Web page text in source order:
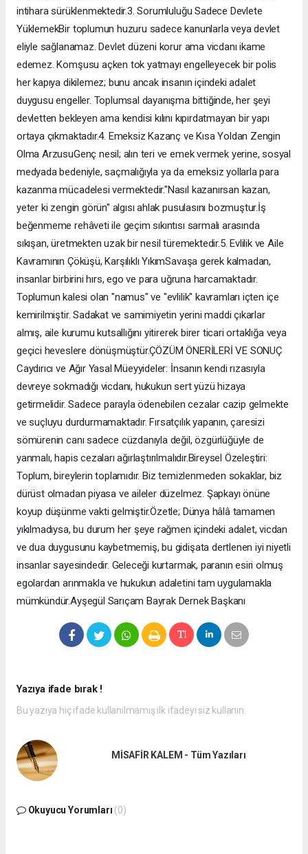
intihara sürüklenmektedir. ​3. Sorumluluğu Sadece Devlete
Yüklemek ​Bir toplumun huzuru sadece kanunlarla veya devlet
eliyle sağlanamaz. Devlet düzeni korur ama vicdanı ikame
edemez. Komşusu açken tok yatmayı engelleyecek bir polis
her kapıya dikilemez; bunu ancak insanın içindeki adalet
duygusu engeller. Toplumsal dayanışma bittiğinde, her şeyi
devletten bekleyen ama kendisi kılını kıpırdatmayan bir yapı
ortaya çıkmaktadır. ​4. Emeksiz Kazanç ve Kısa Yoldan Zengin
Olma Arzusu ​Genç nesil; alın teri ve emek vermek yerine, sosyal
medyada bedeniyle, saçmalığıyla ya da emeksiz yollarla para
kazanma mücadelesi vermektedir. ​"Nasıl kazanırsan kazan,
yeter ki zengin görün" algısı ahlak pusulasını bozmuştur. ​İş
beğenmeme rehâveti ile geçim sıkıntısı sarmalı arasında
sıkışan, üretmekten uzak bir nesil türemektedir. ​5. Evlilik ve Aile
Kavramının Çöküşü, Karşılıklı Yıkım ​Savaşa gerek kalmadan,
insanlar birbirini hırs, ego ve para uğruna harcamaktadır.
Toplumun kalesi olan "namus" ve "evlilik" kavramları içten içe
kemirilmiştir. Sadakat ve samimiyetin yerini maddi çıkarlar
almış, aile kurumu kutsallığını yitirerek birer ticari ortaklığa veya
geçici heveslere dönüşmüştür. ​ÇÖZÜM ÖNERİLERİ VE SONUÇ ​
Caydırıcı ve Ağır Yasal Müeyyideler: İnsanın kendi rızasıyla
devreye sokmadığı vicdanı, hukukun sert yüzü hizaya
getirmelidir. Sadece parayla ödenebilen cezalar cazip gelmekte
ve suçluyu durdurmamaktadır. Fırsatçılık yapanın, çaresizi
sömürenin canı sadece cüzdanıyla değil, özgürlüğüyle de
yanmalı, hapis cezaları ağırlaştırılmalıdır. ​Bireysel Özeleştiri:
Toplum, bireylerin toplamıdır. Biz temizlenmeden sokaklar, biz
dürüst olmadan piyasa ve aileler düzelmez. Şapkayı önüne
koyup düşünme vakti gelmiştir. ​Özetle; Dünya hâlâ tamamen
yıkılmadıysa, bu durum her şeye rağmen içindeki adalet, vicdan
ve dua duygusunu kaybetmemiş, bu gidişata dertlenen iyi niyetli
insanlar sayesindedir. Geleceği kurtarmak, paranın esiri olmuş
egolardan arınmakla ve hukukun adaletini tam uygulamakla
mümkündür. ​Ayşegül Sarıçam Bayrak Dernek Başkanı
Yazıya ifade bırak !
Bu yazıya hiç ifade kullanılmamış ilk ifadeyi siz kullanın.
MİSAFİR KALEM - Tüm Yazıları
Okuyucu Yorumları (0)